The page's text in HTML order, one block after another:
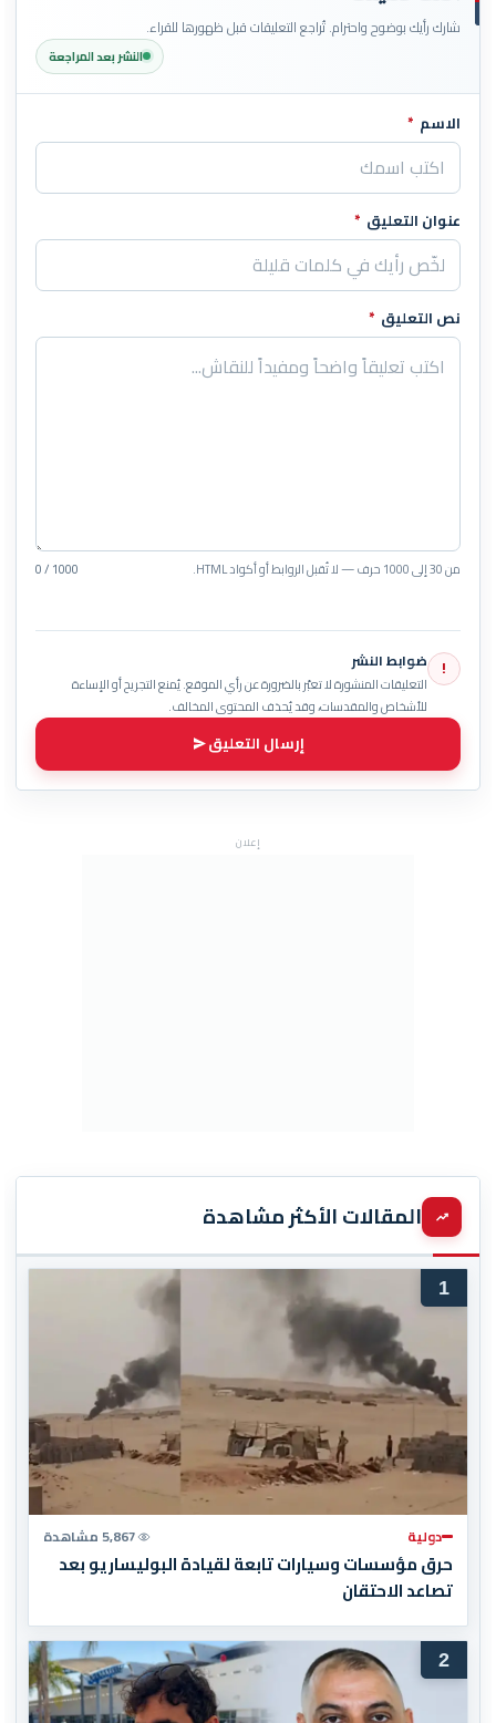
شارك رأيك بوضوح واحترام. تُراجع التعليقات قبل ظهورها للقراء.
النشر بعد المراجعة
اترك هذا الحقل فارغاً
الاسم *
عنوان التعليق *
نص التعليق *
من 30 إلى 1000 حرف — لا تُقبل الروابط أو أكواد HTML. 0 / 1000
! ضوابط النشر
التعليقات المنشورة لا تعبّر بالضرورة عن رأي الموقع. يُمنع التجريح أو الإساءة
للأشخاص والمقدسات، وقد يُحذف المحتوى المخالف.
إرسال التعليق
إعلان
المقالات الأكثر مشاهدة
1
دولية 5,867 مشاهدة
حرق مؤسسات وسيارات تابعة لقيادة البوليساريو بعد
تصاعد الاحتقان
2